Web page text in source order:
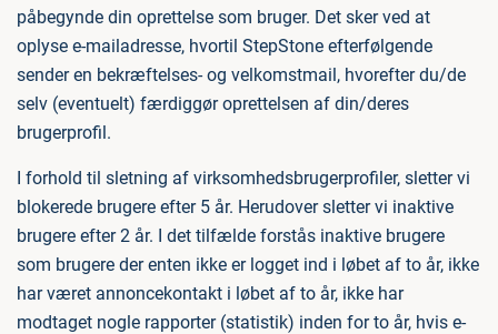
påbegynde din oprettelse som bruger. Det sker ved at
oplyse e-mailadresse, hvortil StepStone efterfølgende
sender en bekræftelses- og velkomstmail, hvorefter du/de
selv (eventuelt) færdiggør oprettelsen af din/deres
brugerprofil.
I forhold til sletning af virksomhedsbrugerprofiler, sletter vi
blokerede brugere efter 5 år. Herudover sletter vi inaktive
brugere efter 2 år. I det tilfælde forstås inaktive brugere
som brugere der enten ikke er logget ind i løbet af to år, ikke
har været annoncekontakt i løbet af to år, ikke har
modtaget nogle rapporter (statistik) inden for to år, hvis e-